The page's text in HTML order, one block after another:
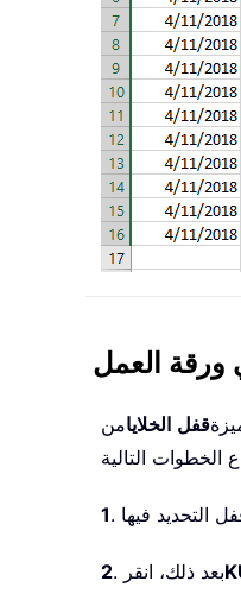
ورقة العمل
قفل الخلايامن
1
2 . بعد ذلك، انقر